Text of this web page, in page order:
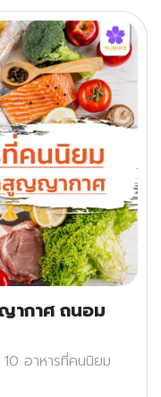
ากาศ ถนอม
10 อาหารที่คนนิยม